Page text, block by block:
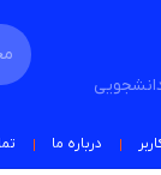
درباره ما